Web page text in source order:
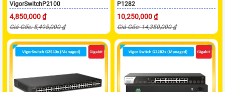
VigorSwitchP2100
4,850,000 ₫
Giá Gốc: 5,495,000 ₫
P1282
10,250,000 ₫
Giá Gốc: 14,350,000 ₫